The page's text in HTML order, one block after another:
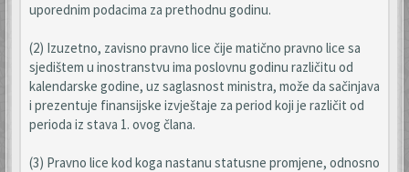
uporednim podacima za prethodnu godinu.
(2) Izuzetno, zavisno pravno lice čije matično pravno lice sa
sjedištem u inostranstvu ima poslovnu godinu različitu od
kalendarske godine, uz saglasnost ministra, može da sačinjava
i prezentuje finansijske izvještaje za period koji je različit od
perioda iz stava 1. ovog člana.
(3) Pravno lice kod koga nastanu statusne promjene, odnosno